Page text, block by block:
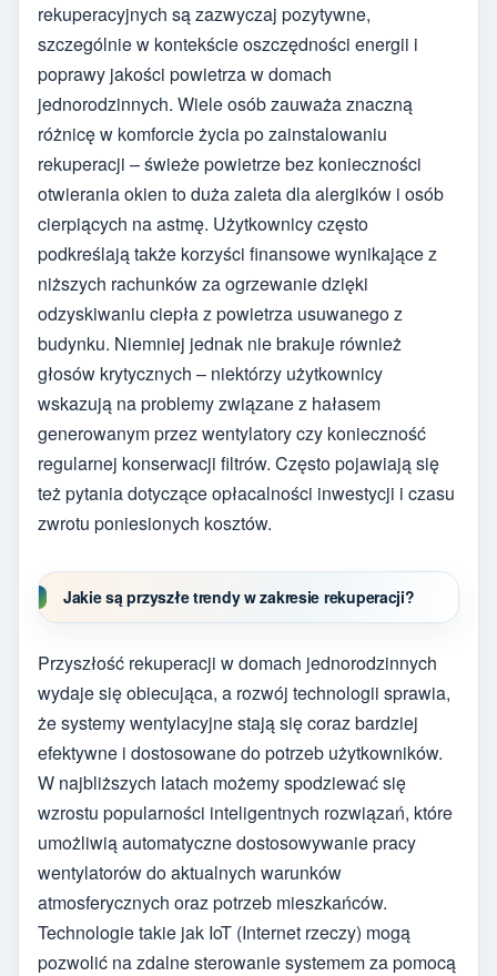
rekuperacyjnych są zazwyczaj pozytywne,
szczególnie w kontekście oszczędności energii i
poprawy jakości powietrza w domach
jednorodzinnych. Wiele osób zauważa znaczną
różnicę w komforcie życia po zainstalowaniu
rekuperacji – świeże powietrze bez konieczności
otwierania okien to duża zaleta dla alergików i osób
cierpiących na astmę. Użytkownicy często
podkreślają także korzyści finansowe wynikające z
niższych rachunków za ogrzewanie dzięki
odzyskiwaniu ciepła z powietrza usuwanego z
budynku. Niemniej jednak nie brakuje również
głosów krytycznych – niektórzy użytkownicy
wskazują na problemy związane z hałasem
generowanym przez wentylatory czy konieczność
regularnej konserwacji filtrów. Często pojawiają się
też pytania dotyczące opłacalności inwestycji i czasu
zwrotu poniesionych kosztów.
Jakie są przyszłe trendy w zakresie rekuperacji?
Przyszłość rekuperacji w domach jednorodzinnych
wydaje się obiecująca, a rozwój technologii sprawia,
że systemy wentylacyjne stają się coraz bardziej
efektywne i dostosowane do potrzeb użytkowników.
W najbliższych latach możemy spodziewać się
wzrostu popularności inteligentnych rozwiązań, które
umożliwią automatyczne dostosowywanie pracy
wentylatorów do aktualnych warunków
atmosferycznych oraz potrzeb mieszkańców.
Technologie takie jak IoT (Internet rzeczy) mogą
pozwolić na zdalne sterowanie systemem za pomocą